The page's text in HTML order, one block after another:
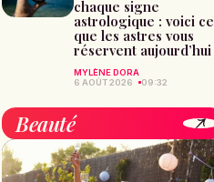
chaque signe
astrologique : voici ce
que les astres vous
réservent aujourd’hui
MYLÈNE DORA
6 AOÛT 2026
09:32
Beauté